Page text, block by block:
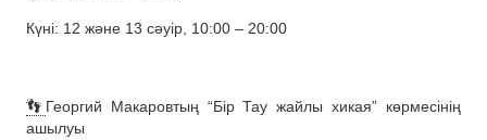
Күні: 12 және 13 сәуір, 10:00 – 20:00
👣 Георгий Макаровтың “Бір Тау жайлы хикая” көрмесінің
ашылуы